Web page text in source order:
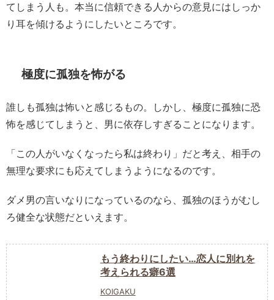
てしまう人も。本当に信頼できる人からの意見にはしっか
り耳を傾けるようにしたいところです。
極度に孤独を怖がる
誰しも孤独は怖いと感じるもの。しかし、極度に孤独に恐
怖を感じてしまうと、男に依存しすぎることになります。
「この人がいなくなったら私は終わり」だと考え、相手の
無理な要求にも応えてしまうようになるのです。
ダメ男の言いなりになっているのなら、孤独のほうがむし
ろ健全な状態だといえます。
もう終わりにしたい…恋人に別れを
考えられる癖6選
KOIGAKU